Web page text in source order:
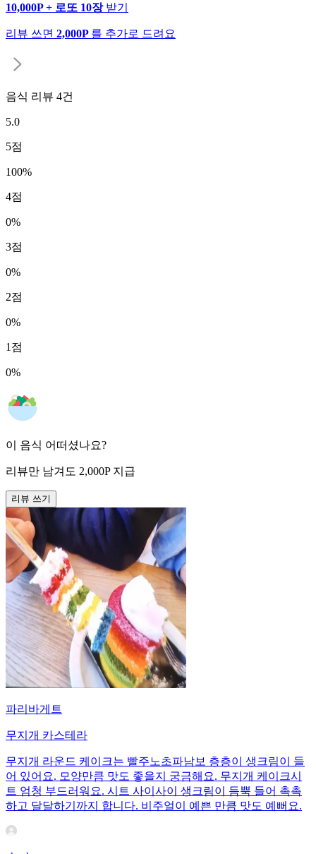
10,000P + 로또 10장 받기
리뷰 쓰면 2,000P 를 추가로 드려요
음식 리뷰 4건
5.0
5점
100%
4점
0%
3점
0%
2점
0%
1 점
0%
이 음식 어떠셨나요?
리뷰만 남겨도 2,000P 지급
리뷰 쓰기
파리바게트
무지개 카스테라
무지개 라운드 케이크는 빨주노초파남보 층층이 생크림이 들
어 있어요. 모양만큼 맛도 좋을지 궁금해요. 무지개 케이크시
트 엄청 부드러워요. 시트 사이사이 생크림이 듬뿍 들어 촉촉
하고 달달하기까지 합니다. 비주얼이 예쁜 만큼 맛도 예뻐요.